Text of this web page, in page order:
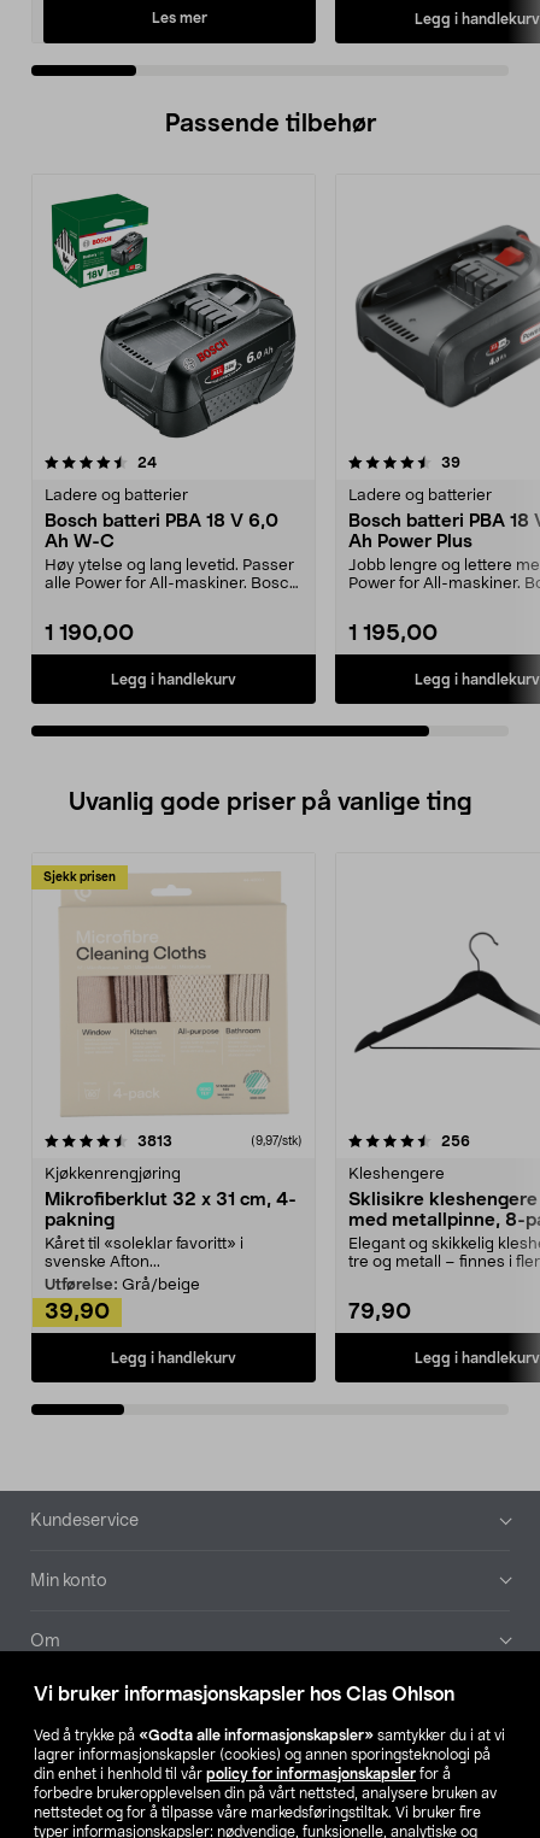
Vi bruker informasjonskapsler hos Clas Ohlson
Ved å trykke på «Godta alle informasjonskapsler» samtykker du i at vi
lagrer informasjonskapsler (cookies) og annen sporingsteknologi på
din enhet i henhold til vår policy for informasjonskapsler for å
forbedre brukeropplevelsen din på vårt nettsted, analysere bruken av
nettstedet og for å tilpasse våre markedsføringstiltak. Vi bruker fire
typer informasjonskapsler: nødvendige, funksjonelle, analytiske og
Les mer Legg i handlekurv
Passende tilbehør
24anmeldelser
Ladere og batterier
Bosch batteri PBA 18 V 6,0
Ah W-C
Høy ytelse og lang levetid. Passer
alle Power for All-maskiner. Bosch
1 190,00
Legg i handlekurv
4.5av 5 stjerner 39
Ladere og batterier
Bosch batteri PBA 18
Ah Power Plus
Jobb lengre og lettere
Power for All-maskiner.
1 195,00
Legg i handlekurv
Uvanlig gode priser på vanlige ting
Sjekk prisen
3813 anmeldelser(9,97/stk)
Kjøkkenrengjøring
Mikrofiberklut 32 x 31 cm, 4-
pakning
Kåret til «soleklar favoritt» i
svenske Afton...
Utførelse: Grå/beige
39,90
Legg i handlekurv
4.5av 5 stjerner 256
Kleshengere
Sklisikre
med metallpinne, 8-
Elegant og skikkelig
tre og metall – finnes i
79,90
Legg i handlekurv
4.5av 5 stjerner
Bunntekst
Kundeservice
Min konto
Om
Aktuelt
Våre selskaper
Finn din butikk